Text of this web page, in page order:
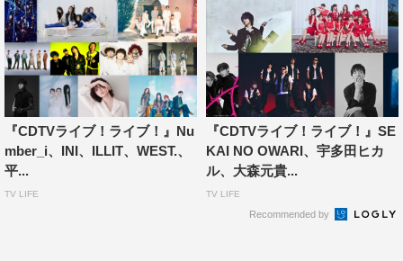
『CDTVライブ！ライブ！』Nu
mber_i、INI、ILLIT、WEST.、
平...
TV LIFE
『CDTVライブ！ライブ！』SE
KAI NO OWARI、宇多田ヒカ
ル、大森元貴...
TV LIFE
Recommended by